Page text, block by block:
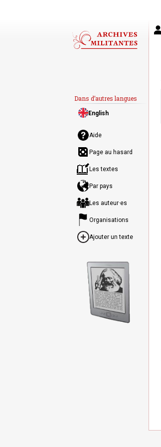
Aide
Page au hasard
Les textes
Par pays
Les auteur·es
Organisations
Ajouter un texte
Dans d’autres langues
English